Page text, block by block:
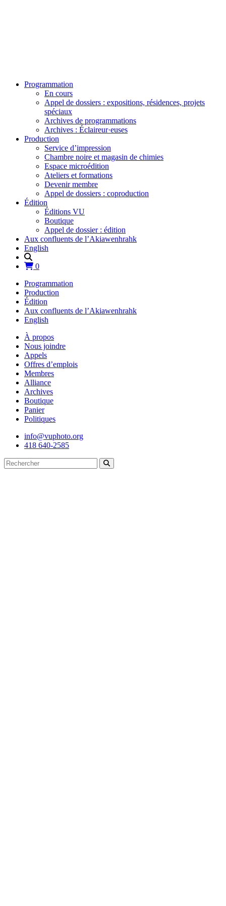
Programmation
En cours
Appel de dossiers : expositions, résidences, projets
spéciaux
Archives de programmations
Archives : Éclaireur·euses
Production
Service d’impression
Chambre noire et magasin de chimies
Espace microédition
Ateliers et formations
Devenir membre
Appel de dossiers : coproduction
Édition
Éditions VU
Boutique
Appel de dossier : édition
Aux confluents de l’Akiawenhrahk
English
0
Programmation
Production
Édition
Aux confluents de l’Akiawenhrahk
English
À propos
Nous joindre
Appels
Offres d’emplois
Membres
Alliance
Archives
Boutique
Panier
Politiques
info@vuphoto.org
418 640-2585